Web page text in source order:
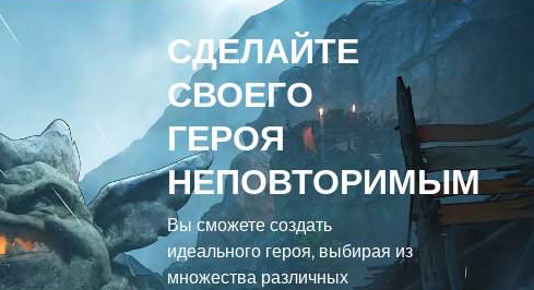
СДЕЛАЙТЕ
СВОЕГО
ГЕРОЯ
НЕПОВТОРИМЫМ
Вы сможете создать
идеального героя, выбирая из
множества различных